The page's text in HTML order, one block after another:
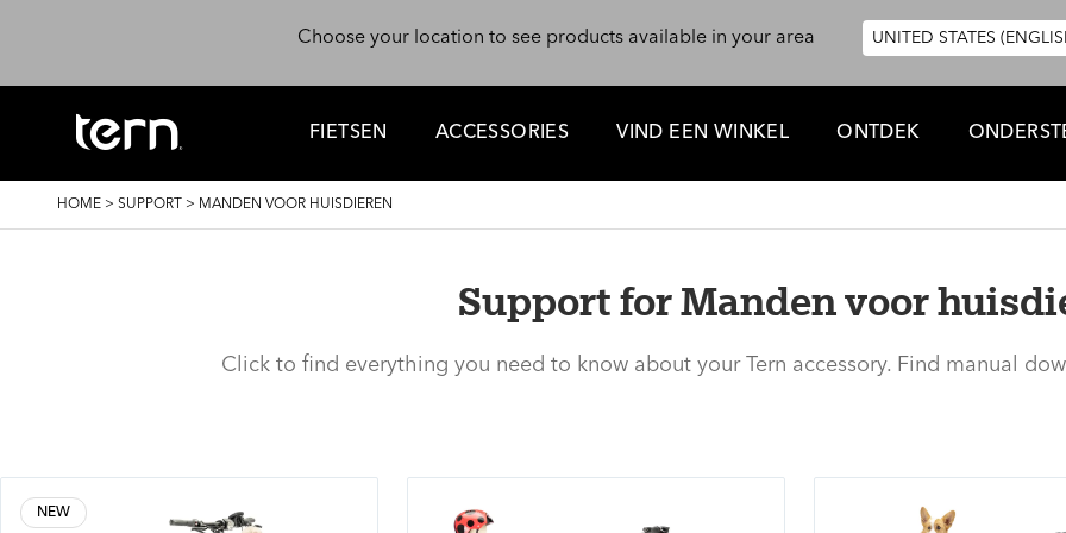
Choose your location to see products available in your area
UNITED STATES
FIETSEN ACCESSORIES VIND EEN WINKEL ONTDEK
BREADCRUMB
HOME > SUPPORT > MANDEN VOOR HUISDIEREN
Support for Manden voor
Click to find everything you need to know about your Tern accessory. Find manual
NEW